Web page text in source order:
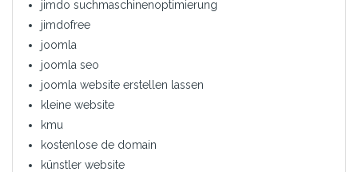
jimdo suchmaschinenoptimierung
jimdofree
joomla
joomla seo
joomla website erstellen lassen
kleine website
kmu
kostenlose de domain
künstler website